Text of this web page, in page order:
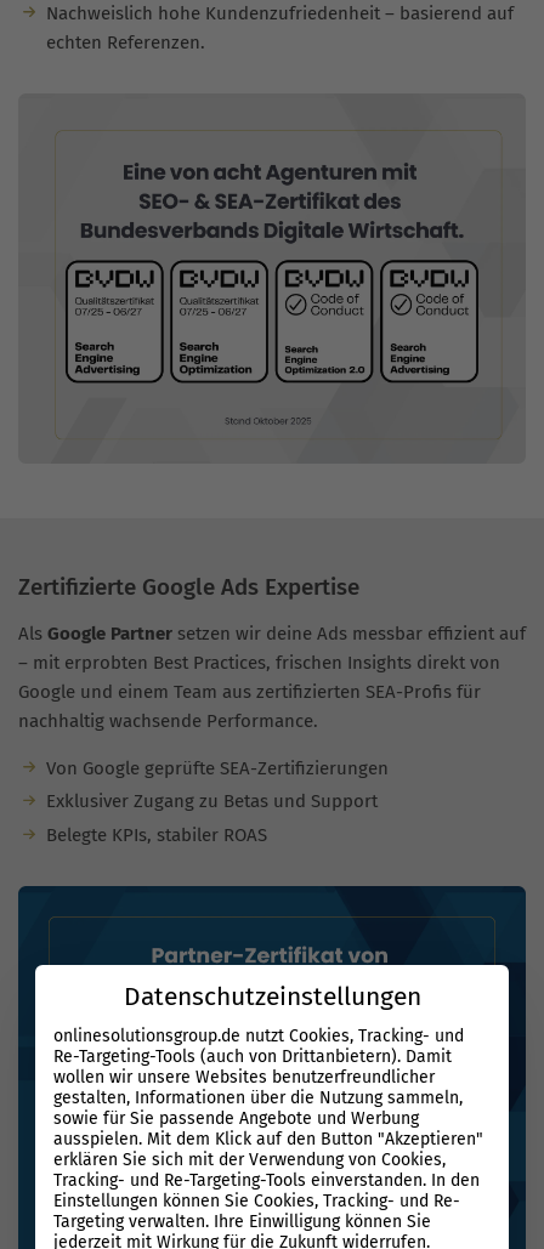
Nachweislich hohe Kundenzufriedenheit – basierend auf
echten Referenzen.
Zertifizierte Google Ads Expertise
Als Google Partner setzen wir deine Ads messbar effizient auf
– mit erprobten Best Practices, frischen Insights direkt von
Google und einem Team aus zertifizierten SEA-Profis für
nachhaltig wachsende Performance.
Von Google geprüfte SEA-Zertifizierungen
Exklusiver Zugang zu Betas und Support
Belegte KPIs, stabiler ROAS
Datenschutzeinstellungen
onlinesolutionsgroup.de nutzt Cookies, Tracking- und
Re-Targeting-Tools (auch von Drittanbietern). Damit
wollen wir unsere Websites benutzerfreundlicher
gestalten, Informationen über die Nutzung sammeln,
sowie für Sie passende Angebote und Werbung
ausspielen. Mit dem Klick auf den Button "Akzeptieren"
erklären Sie sich mit der Verwendung von Cookies,
Tracking- und Re-Targeting-Tools einverstanden. In den
Einstellungen können Sie Cookies, Tracking- und Re-
Targeting verwalten. Ihre Einwilligung können Sie
jederzeit mit Wirkung für die Zukunft widerrufen.